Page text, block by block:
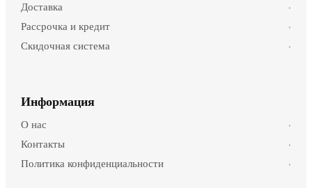
Доставка ›
Рассрочка и кредит ›
Скидочная система ›
Информация
О нас ›
Контакты ›
Политика конфиденциальности ›